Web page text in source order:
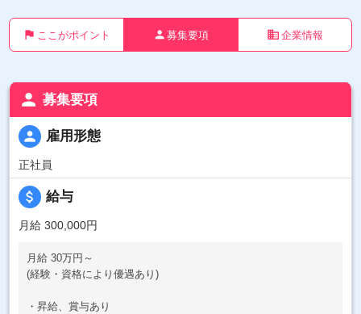
flag ここがポイント person 募集要項 business 企業情報
person 募集要項
person 雇用形態
正社員
attach_money 給与
月給 300,000円
月給 30万円～
(経験・資格により優遇あり)
・昇給、賞与あり